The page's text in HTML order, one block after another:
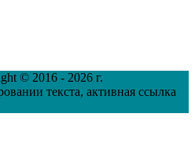
© 2016 - 2026 г.
текста, активная ссылка